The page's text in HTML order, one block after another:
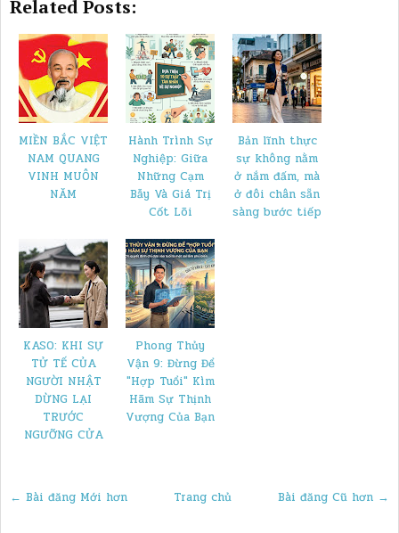
Related Posts:
MIỀN BẮC VIỆT
NAM QUANG
VINH MUÔN
NĂM
Hành Trình Sự
Nghiệp: Giữa
Những Cạm
Bẫy Và Giá Trị
Cốt Lõi
Bản lĩnh thực
sự không nằm
ở nắm đấm, mà
ở đôi chân sẵn
sàng bước tiếp
​KASO: KHI SỰ
TỬ TẾ CỦA
NGƯỜI NHẬT
DỪNG LẠI
TRƯỚC
NGƯỠNG CỬA
​Phong Thủy
Vận 9: Đừng Để
"Hợp Tuổi" Kìm
Hãm Sự Thịnh
Vượng Của Bạn
← Bài đăng Mới hơn Bài đăng Cũ hơn →
Trang chủ